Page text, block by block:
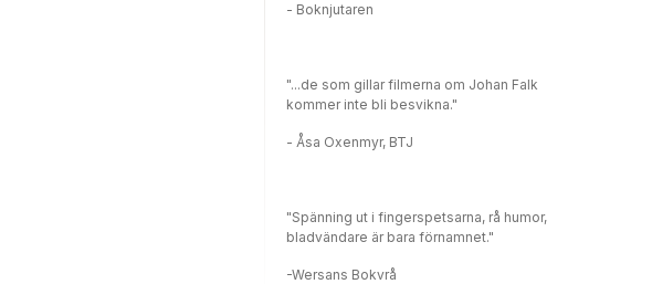
- Boknjutaren
"...de som gillar filmerna om Johan Falk
kommer inte bli besvikna."
- Åsa Oxenmyr, BTJ
"Spänning ut i fingerspetsarna, rå humor,
bladvändare är bara förnamnet."
-Wersans Bokvrå